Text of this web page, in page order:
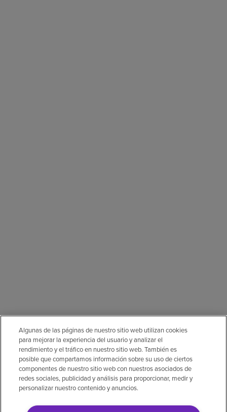
Algunas de las páginas de nuestro sitio web utilizan cookies
para mejorar la experiencia del usuario y analizar el
rendimiento y el tráfico en nuestro sitio web. También es
posible que compartamos información sobre su uso de ciertos
componentes de nuestro sitio web con nuestros asociados de
redes sociales, publicidad y análisis para proporcionar, medir y
personalizar nuestro contenido y anuncios.